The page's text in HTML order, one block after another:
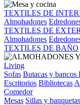
TEXTILES DE
Almohadones
TEXTILES DE
Almohadones
TEXTILES DE BAÑO
Living
Sofas Butacas y bancos
Escritorios Bibliotecas
Comedor
Mesas Sillas y banquetas